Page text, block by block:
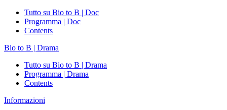
Tutto su Bio to B | Doc
Programma | Doc
Contents
Bio to B | Drama
Tutto su Bio to B | Drama
Programma | Drama
Contents
Informazioni